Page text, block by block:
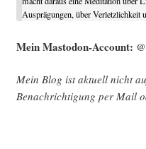
Ausprägungen, über Verletzlichkeit
Mein Mast­o­don-Account:
Mein Blog ist aktu­ell nicht
Benach­rich­ti­gung per Mail